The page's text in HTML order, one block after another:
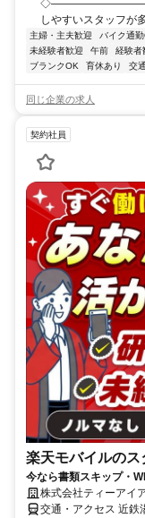
しやすいスタッフが
主婦・主夫歓迎 バイク通
未経験者歓迎
午前 経験者
ブランクOK
育休あり 交
同じ企業の求人
契約社員
楽天モバイルのス
今なら書類スキップ・
株式会社ティーアイ
交通・アクセス 近鉄